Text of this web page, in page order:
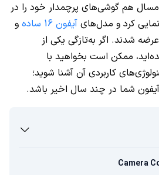
امسال هم گوشی‌های پرچمدار خود را در
کرد و مدل‌های آیفون 16 ساده
و
عرضه شدند. اگر به‌تازگی یکی از
16 را خریده‌اید، ممکن است بخواهید با
کاربردی آن آشنا شوید؛
شما در چند سال اخیر باشد.